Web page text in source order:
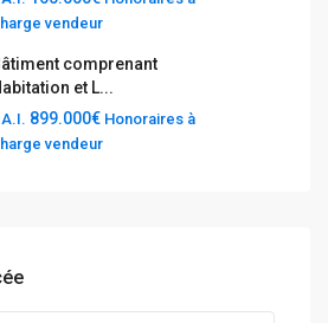
vendeur
comprenant
et L...
899.000€ Honoraires à
vendeur